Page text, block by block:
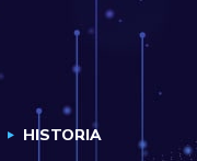
HISTORIA